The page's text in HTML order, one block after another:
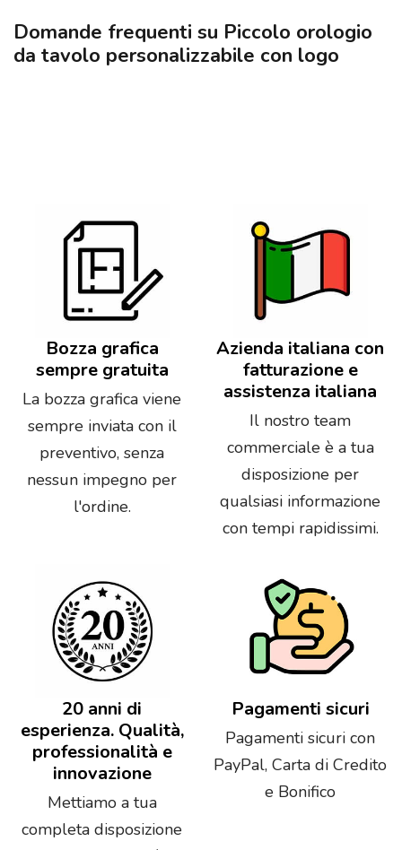
Domande frequenti su Piccolo orologio
da tavolo personalizzabile con logo
Bozza grafica
sempre gratuita
La bozza grafica viene
sempre inviata con il
preventivo, senza
nessun impegno per
l'ordine.
Azienda italiana con
fatturazione e
assistenza italiana
Il nostro team
commerciale è a tua
disposizione per
qualsiasi informazione
con tempi rapidissimi.
20 anni di
esperienza. Qualità,
professionalità e
innovazione
Mettiamo a tua
completa disposizione
Pagamenti sicuri
Pagamenti sicuri con
PayPal, Carta di Credito
e Bonifico